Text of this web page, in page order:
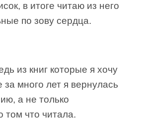
в итоге читаю из него
по зову сердца.
из книг которые я хочу
за много лет я вернулась
а не только
том что читала.